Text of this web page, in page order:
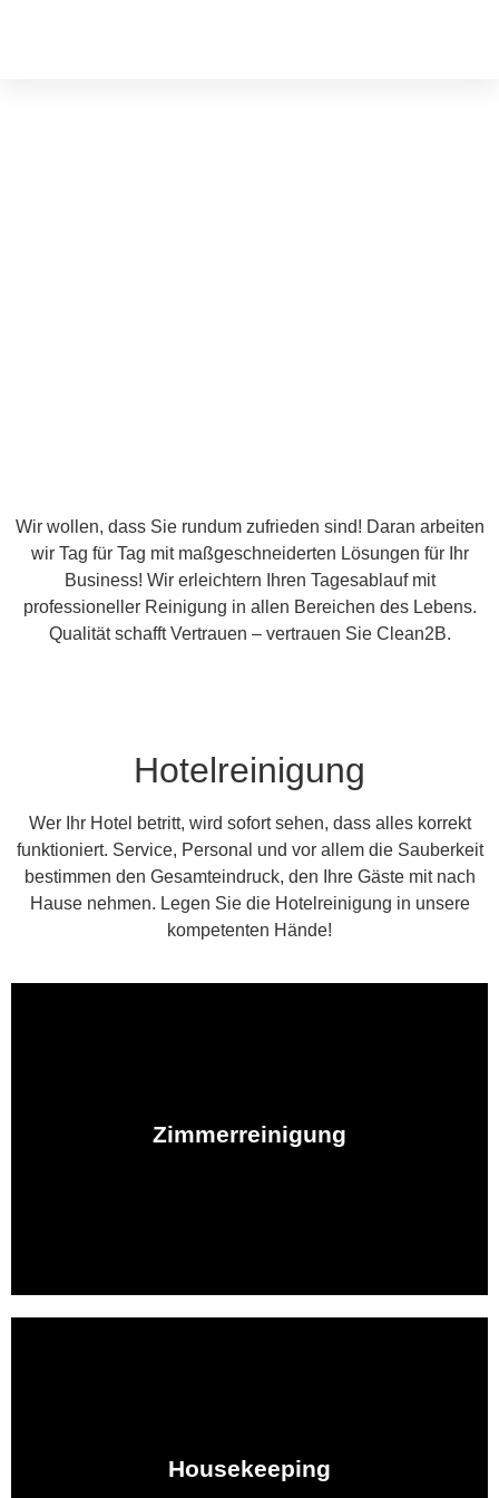
Wir wollen, dass Sie rundum zufrieden sind! Daran arbeiten
wir Tag für Tag mit maßgeschneiderten Lösungen für Ihr
Business! Wir erleichtern Ihren Tagesablauf mit
professioneller Reinigung in allen Bereichen des Lebens.
Qualität schafft Vertrauen – vertrauen Sie Clean2B.
Hotelreinigung
Wer Ihr Hotel betritt, wird sofort sehen, dass alles korrekt
funktioniert. Service, Personal und vor allem die Sauberkeit
bestimmen den Gesamteindruck, den Ihre Gäste mit nach
Hause nehmen. Legen Sie die Hotelreinigung in unsere
kompetenten Hände!
Zimmerreinigung
Gästezimmern, Sanitärbereichen sowie den Turn-Down-
Service. Auch die Zimmer-Kontrolle übernehmen unsere
Housekeeping
Hotelzimmer. Wir stellen sicher, dass Ihr ganzes Hotel
glänzt! Daher säubern wir auch die öffentlichen